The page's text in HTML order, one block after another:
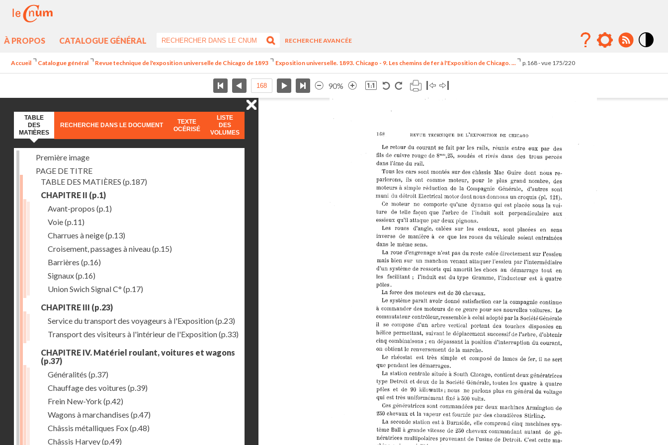
À PROPOS CATALOGUE GÉNÉRAL
RECHERCHE AVANCÉE
Accueil Catalogue général Revue technique de l'exposition universelle de Chicago de 1893 Exposition universelle. 1893. Chicago - 9. Les chemins de fer à l'Exposition de Chicago. ... p.168 - vue 175/220
90%
TABLE
DES
MATIÈRES
RECHERCHE DANS LE DOCUMENT
TEXTE
OCÉRISÉ
LISTE
DES
VOLUMES
Première image
PAGE DE TITRE
TABLE DES MATIÈRES (p.187)
CHAPITRE II (p.1)
Avant-propos (p.1)
Voie(p.11)
Charrues à neige(p.13)
Croisement, passages à niveau(p.15)
Barrières (p.16)
Signaux(p.16)
Union Swich Signal C° (p.17)
CHAPITRE III (p.23)
Service du transport des voyageurs à l'Exposition(p.23)
Transport des visiteurs à l'intérieur de l'Exposition(p.33)
CHAPITRE IV. Matériel roulant, voitures et wagons
(p.37)
Généralités (p.37)
Chauffage des voitures (p.39)
Frein New-York (p.42)
Wagons à marchandises (p.47)
Châssis métalliques Fox(p.48)
Châssis Harvey(p.49)